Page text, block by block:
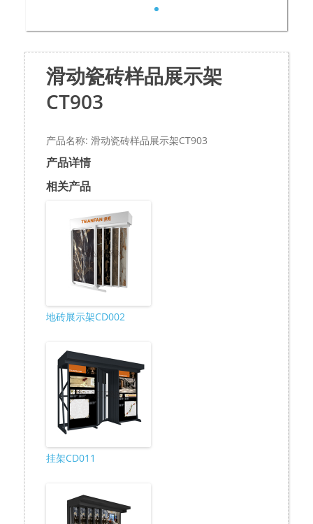
滑动瓷砖样品展示架
CT903
产品名称: 滑动瓷砖样品展示架CT903
产品详情
相关产品
地砖展示架CD002
挂架CD011